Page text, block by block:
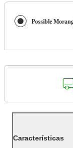
Possible
Características